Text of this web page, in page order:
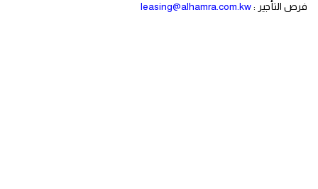
فرص التأجير :leasing@alhamra.com.kw